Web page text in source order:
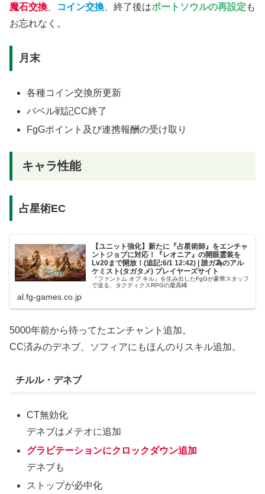
魔石交換
コイン交換 、終了後はポートソウルの再設定 も
お忘れなく。
月末
各種コイン交換所更新
バベル戦記CC終了
FgGポイント及び連携報酬の受け取り
キャラ性能
占星術EC
【ユニット強化】新たに『占星術師』をエンチャ
ントジョブに対応！『レオニア』の開眼霊装を
Lv20まで開放！(追記:6/1 12:42) | 誰ガ為のアル
ケミスト(タガタメ) プレイヤーズサイト
『ファントム オブ キル』を生み出したFgGが豪華スタッフ
で送る、タクティクスRPGの最高峰
al.fg-games.co.jp
5000年前から待ってたエンチャント追加。
CC済みのデネブ、ソフィアにもほんのりスキル追加。
チルル・デネブ
CT無効化
デネブはメテオに追加
グラビテーションにクロックダウン追加
デネブも
ストップが必中化